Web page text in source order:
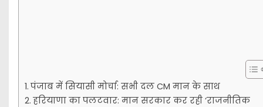
पंजाब में सियासी मोर्चा: सभी दल CM मान के साथ
हरियाणा का पलटवार: मान सरकार कर रही ‘राजनीतिक